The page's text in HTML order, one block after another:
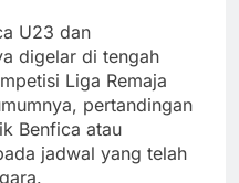
U23 dan
digelar di tengah
Liga Remaja
pertandingan
Benfica atau
jadwal yang telah